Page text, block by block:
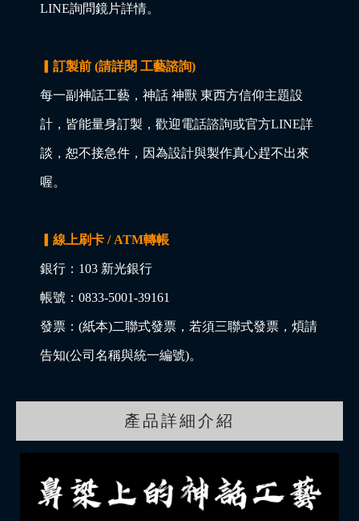
LINE詢問鏡片詳情。
▎訂製前 (請詳閱 工藝諮詢)
每一副神話工藝，神話 神獸 東西方信仰主題設
計，皆能量身訂製，歡迎電話諮詢或官方LINE詳
談，恕不接急件，因為設計與製作真心趕不出來
喔。
▎線上刷卡 / ATM轉帳
銀行：103 新光銀行
帳號：0833-5001-39161
發票：(紙本)二聯式發票，若須三聯式發票，煩請
告知(公司名稱與統一編號)。
產品詳細介紹